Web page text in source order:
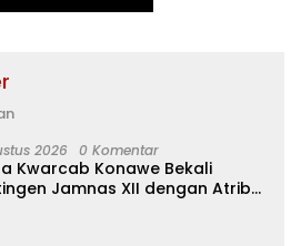
2026 0 Komentar
Kwarcab Konawe Bekali
Jamnas XII dengan Atribut